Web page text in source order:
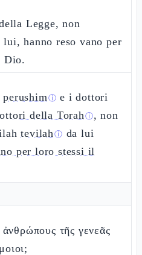
Legge, non
lui, hanno reso vano per
Dio.
perushimⓘ e i dottori
della Torahⓘ, non
tevilahⓘ da lui
per loro stessi il
τῆς γενεᾶς